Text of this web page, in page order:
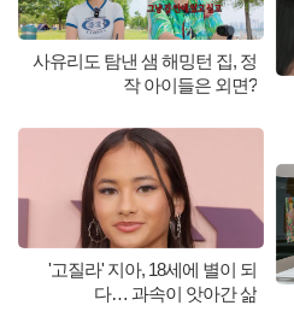
사유리도 탐낸 샘 해밍턴 집, 정
작 아이들은 외면?
'고질라' 지아, 18세에 별이 되
다… 과속이 앗아간 삶